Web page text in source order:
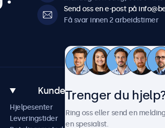
Send oss en e-post på
Få svar innen 2 arbeidstimer
Kundeservice
Hjelpesenter
Leveringstider
Nyheter
Trenger du
Ring oss eller send en
en spesialist.